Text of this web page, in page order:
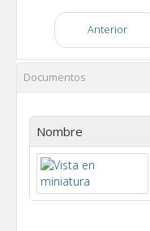
Anterior
Documentos
Nombre